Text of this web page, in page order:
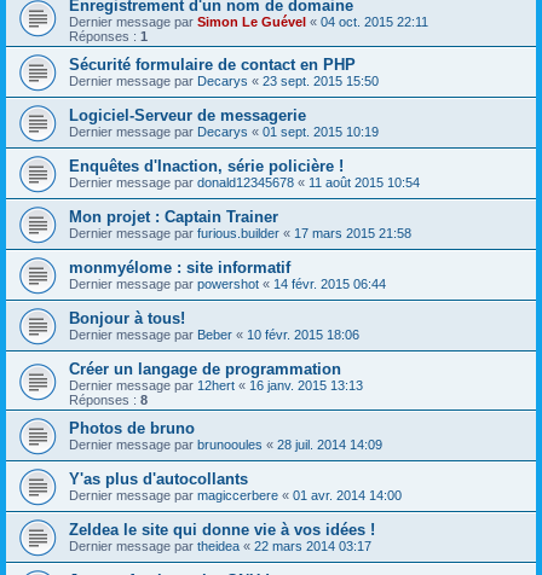
Enregistrement d'un nom de domaine
Dernier message par Simon Le Guével « 04 oct. 2015 22:11
Réponses : 1
Sécurité formulaire de contact en PHP
Dernier message par Decarys « 23 sept. 2015 15:50
Logiciel-Serveur de messagerie
Dernier message par Decarys « 01 sept. 2015 10:19
Enquêtes d'Inaction, série policière !
Dernier message par donald12345678 « 11 août 2015 10:54
Mon projet : Captain Trainer
Dernier message par furious.builder « 17 mars 2015 21:58
monmyélome : site informatif
Dernier message par powershot « 14 févr. 2015 06:44
Bonjour à tous!
Dernier message par Beber « 10 févr. 2015 18:06
Créer un langage de programmation
Dernier message par 12hert « 16 janv. 2015 13:13
Réponses : 8
Photos de bruno
Dernier message par brunooules « 28 juil. 2014 14:09
Y'as plus d'autocollants
Dernier message par magiccerbere « 01 avr. 2014 14:00
ZeIdea le site qui donne vie à vos idées !
Dernier message par theidea « 22 mars 2014 03:17